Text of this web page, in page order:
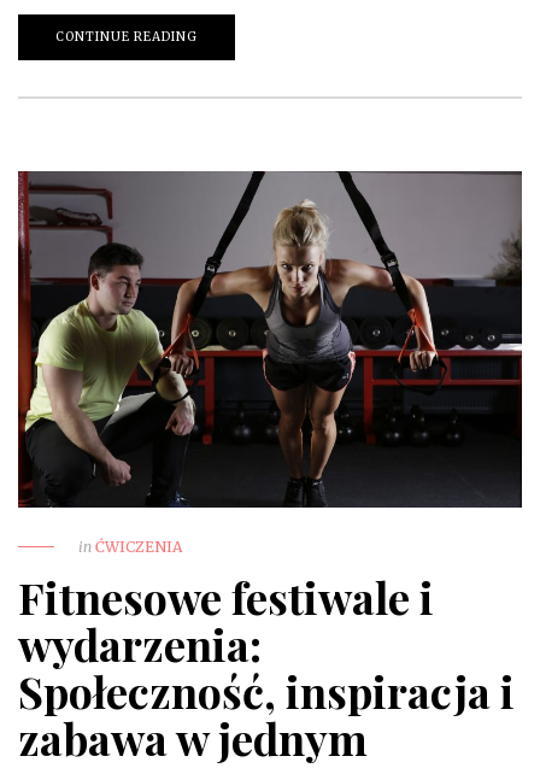
CONTINUE READING
in ĆWICZENIA
Fitnesowe festiwale i
wydarzenia:
Społeczność, inspiracja i
zabawa w jednym